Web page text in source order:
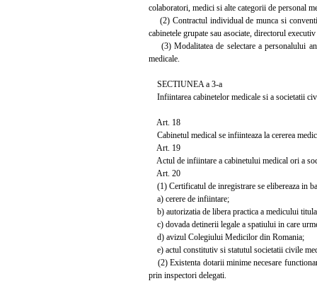
colaboratori, medici si alte categorii de personal
(2) Contractul individual de munca si
cabinetele grupate sau asociate, directorul
(3) Modalitatea de selectare a personalului
medicale.
SECTIUNEA a 3-a
Infiintarea cabinetelor medicale si a societatii
Art. 18
Cabinetul medical se infiinteaza la cererea
Art. 19
Actul de infiintare a cabinetului medical ori a
Art. 20
(1) Certificatul de inregistrare se elibereaza in
a) cerere de infiintare;
b) autorizatia de libera practica a medicului
c) dovada detinerii legale a spatiului in care
d) avizul Colegiului Medicilor din Romania;
e) actul constitutiv si statutul societatii civile
(2) Existenta dotarii minime necesare
prin inspectori delegati.